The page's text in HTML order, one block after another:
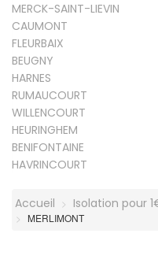
MERCK-SAINT-LIEVIN
CAUMONT
FLEURBAIX
BEUGNY
HARNES
RUMAUCOURT
WILLENCOURT
HEURINGHEM
BENIFONTAINE
HAVRINCOURT
Accueil Isolation pour
MERLIMONT